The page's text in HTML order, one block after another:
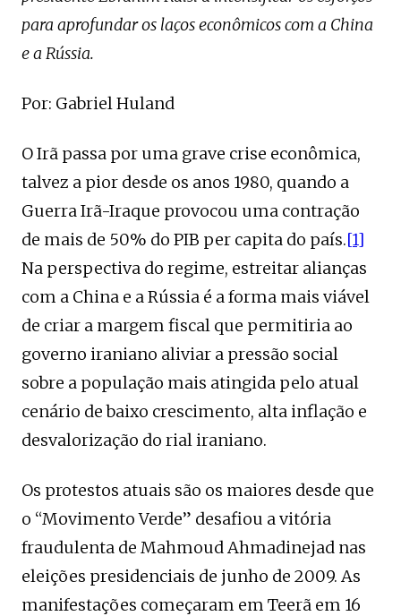
para aprofundar os laços econômicos com a China
e a Rússia.
Por: Gabriel Huland
O Irã passa por uma grave crise econômica,
talvez a pior desde os anos 1980, quando a
Guerra Irã-Iraque provocou uma contração
de mais de 50% do PIB per capita do país.[1]
Na perspectiva do regime, estreitar alianças
com a China e a Rússia é a forma mais viável
de criar a margem fiscal que permitiria ao
governo iraniano aliviar a pressão social
sobre a população mais atingida pelo atual
cenário de baixo crescimento, alta inflação e
desvalorização do rial iraniano.
Os protestos atuais são os maiores desde que
o “Movimento Verde” desafiou a vitória
fraudulenta de Mahmoud Ahmadinejad nas
eleições presidenciais de junho de 2009. As
manifestações começaram em Teerã em 16